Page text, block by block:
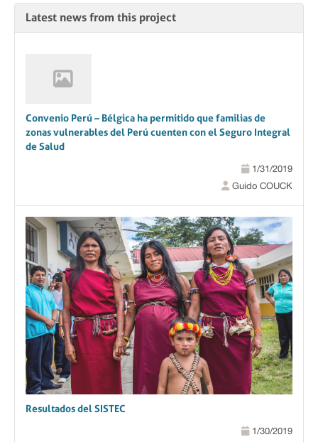
Latest news from this project
Convenio Perú – Bélgica ha permitido que familias de
zonas vulnerables del Perú cuenten con el Seguro Integral
de Salud
1/31/2019
Guido COUCK
Resultados del SISTEC
1/30/2019